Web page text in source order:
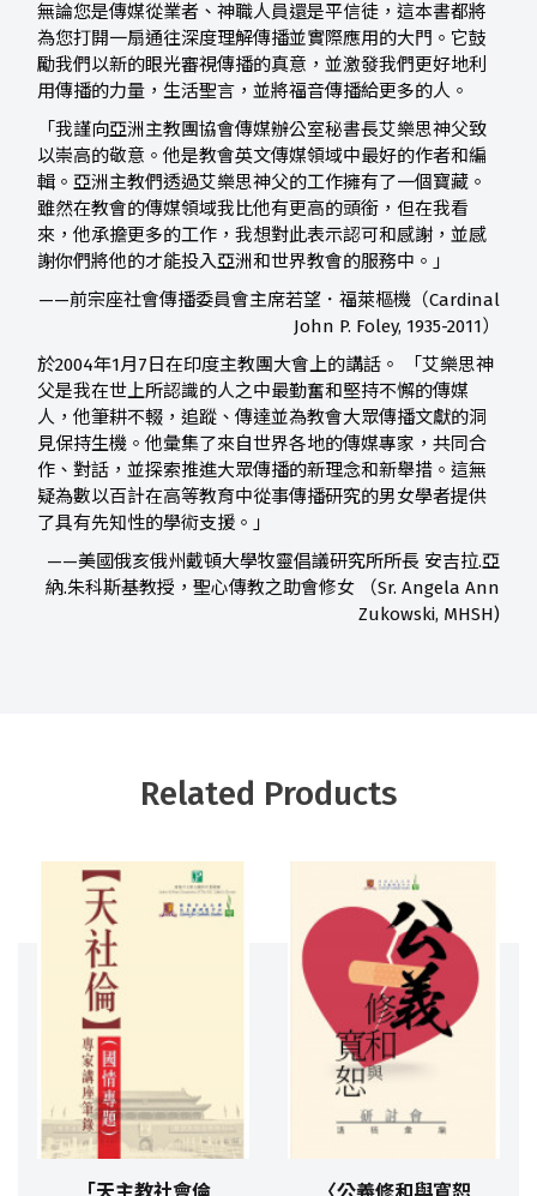
無論您是傳媒從業者、神職人員還是平信徒，這本書都將
為您打開一扇通往深度理解傳播並實際應用的大門。它鼓
勵我們以新的眼光審視傳播的真意，並激發我們更好地利
用傳播的力量，生活聖言，並將福音傳播給更多的人。
「我謹向亞洲主教團協會傳媒辦公室秘書長艾樂思神父致
以崇高的敬意。他是教會英文傳媒領域中最好的作者和編
輯。亞洲主教們透過艾樂思神父的工作擁有了一個寶藏。
雖然在教會的傳媒領域我比他有更高的頭銜，但在我看
來，他承擔更多的工作，我想對此表示認可和感謝，並感
謝你們將他的才能投入亞洲和世界教會的服務中。」
——前宗座社會傳播委員會主席若望．福萊樞機（Cardinal
John P. Foley, 1935-2011）
於2004年1月7日在印度主教團大會上的講話。 「艾樂思神
父是我在世上所認識的人之中最勤奮和堅持不懈的傳媒
人，他筆耕不輟，追蹤、傳達並為教會大眾傳播文獻的洞
見保持生機。他彙集了來自世界各地的傳媒專家，共同合
作、對話，並探索推進大眾傳播的新理念和新舉措。這無
疑為數以百計在高等教育中從事傳播研究的男女學者提供
了具有先知性的學術支援。」
——美國俄亥俄州戴頓大學牧靈倡議研究所所長 安吉拉.亞
納.朱科斯基教授，聖心傳教之助會修女 （Sr. Angela Ann
Zukowski, MHSH)
Related Products